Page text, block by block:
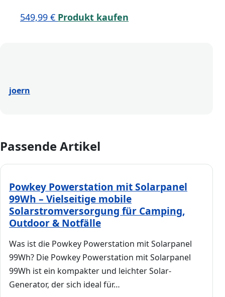
549,99 € Produkt kaufen
joern
Passende Artikel
Powkey Powerstation mit Solarpanel
99Wh – Vielseitige mobile
Solarstromversorgung für Camping,
Outdoor & Notfälle
Was ist die Powkey Powerstation mit Solarpanel
99Wh? Die Powkey Powerstation mit Solarpanel
99Wh ist ein kompakter und leichter Solar-
Generator, der sich ideal für…